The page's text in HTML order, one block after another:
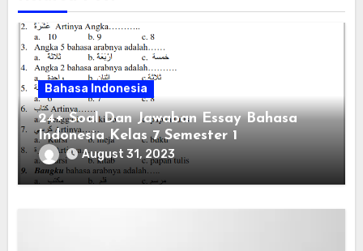
Bahasa Indonesia
24+ Soal Dan Jawaban Essay Bahasa
Indonesia Kelas 7 Semester 1
August 31, 2023